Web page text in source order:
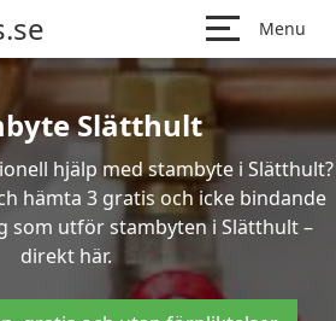
Menu
Slätthult
hjälp med stambyte i Slätthult?
hämta 3 gratis och icke bindande
utför stambyten i Slätthult –
direkt här.